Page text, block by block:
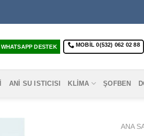
WHATSAPP DESTEK MOBIL 0(532) 062 02 88
ANI SU ISTICISI KLIMA ŞOFBEN
ANA